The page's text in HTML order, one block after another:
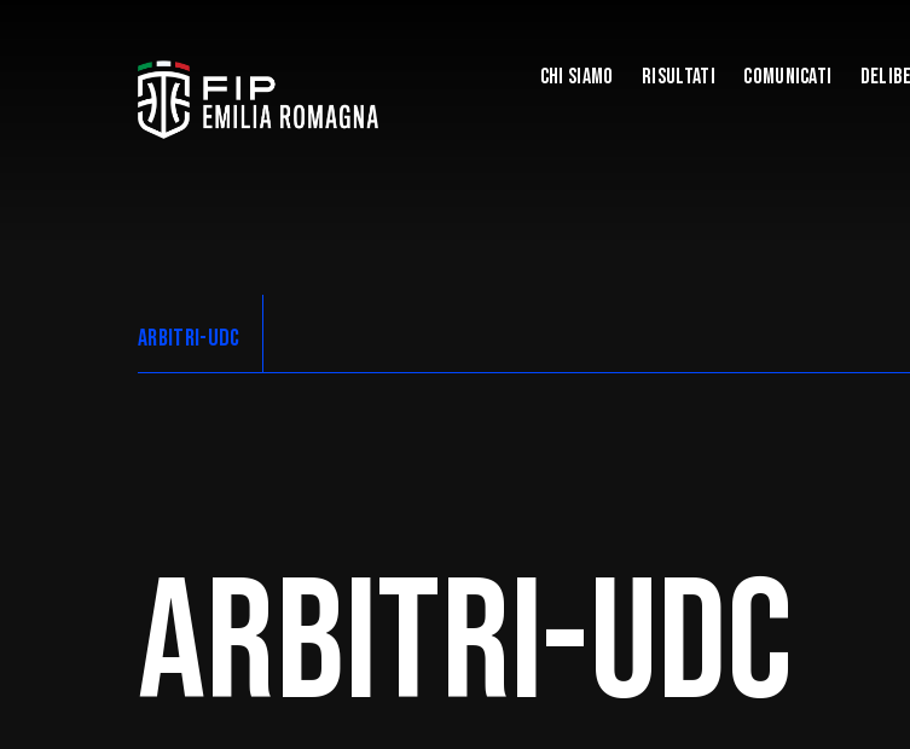
Chi Siamo Risultati Comunicati
ARBITRI-UDC
ARBITRI-UDC